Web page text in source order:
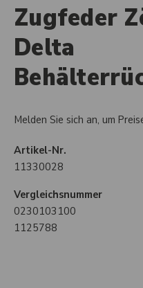
Zugfeder
Delta
Melden Sie sich an, um
Artikel-Nr.
11330028
Vergleichsnummer
0230103100
1125788